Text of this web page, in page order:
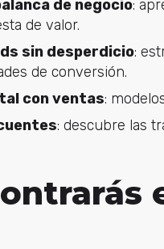
de negocio:
de valor.
sin desperdicio:
de conversión.
con ventas:
: descubre las